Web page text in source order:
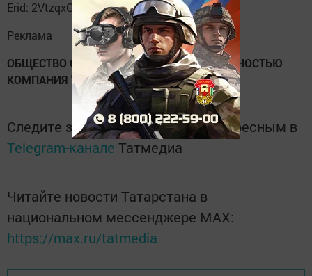
Erid: 2VtzqxGaYyg
Реклама
ОБЩЕСТВО С ОГРАНИЧЕННОЙ ОТВЕТСТВЕННОСТЬЮ
КОМПАНИЯ "БИО-ТОН"
Следите за самым важным и интересным в
Telegram-канале Татмедиа
Читайте новости Татарстана в
национальном мессенджере MАХ:
https://max.ru/tatmedia